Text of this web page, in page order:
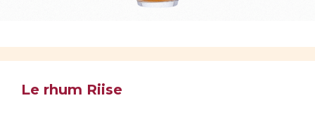
Le rhum Riise